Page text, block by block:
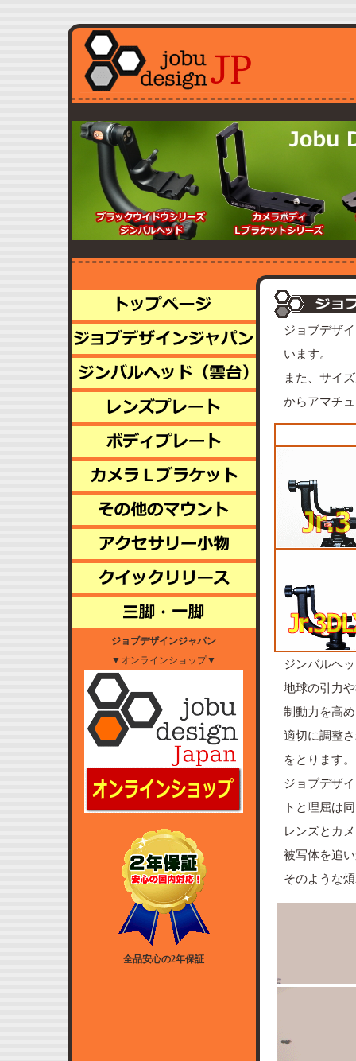
ジョブデザインジャパン
▼オンラインショップ▼
全品安心の2年保証
ジョブデザ
います。
また、サイ
からアマチ
ジンバルヘ
地球の引力
制動力を高
適切に調整
をとります。
ジョブデザ
トと理屈は
レンズとカ
被写体を追
そのような